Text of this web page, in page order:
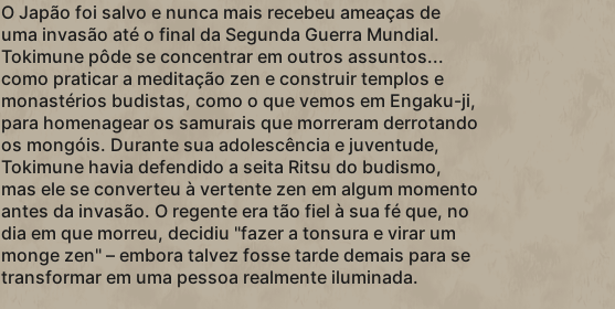
O Japão foi salvo e nunca mais recebeu ameaças de
uma invasão até o final da Segunda Guerra Mundial.
Tokimune pôde se concentrar em outros assuntos...
como praticar a meditação zen e construir templos e
monastérios budistas, como o que vemos em Engaku-ji,
para homenagear os samurais que morreram derrotando
os mongóis. Durante sua adolescência e juventude,
Tokimune havia defendido a seita Ritsu do budismo,
mas ele se converteu à vertente zen em algum momento
antes da invasão. O regente era tão fiel à sua fé que, no
dia em que morreu, decidiu "fazer a tonsura e virar um
monge zen" – embora talvez fosse tarde demais para se
transformar em uma pessoa realmente iluminada.